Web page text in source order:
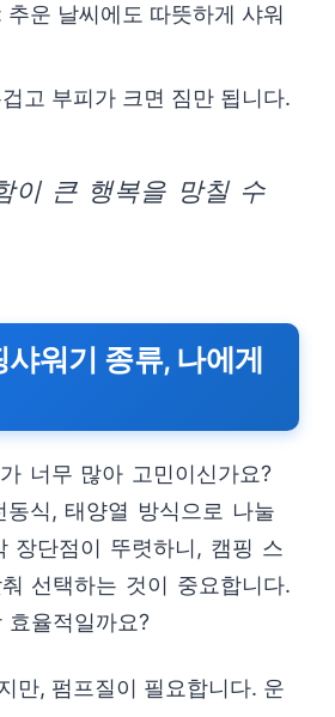
추운 날씨에도 따뜻하게 샤워
고 부피가 크면 짐만 됩니다.
이 큰 행복을 망칠 수
워기 종류, 나에게
너무 많아 고민이신가요?
동식, 태양열 방식으로 나눌
장단점이 뚜렷하니, 캠핑 스
선택하는 것이 중요합니다.
율적일까요?
만, 펌프질이 필요합니다. 운